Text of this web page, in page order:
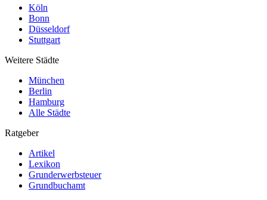
Köln
Bonn
Düsseldorf
Stuttgart
Weitere Städte
München
Berlin
Hamburg
Alle Städte
Ratgeber
Artikel
Lexikon
Grunderwerbsteuer
Grundbuchamt